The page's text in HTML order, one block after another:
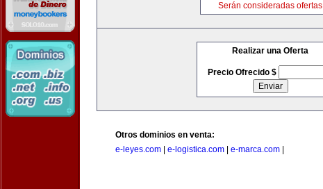
Serán consideradas ofertas
Realizar una Oferta
Precio Ofrecido $
Otros dominios en venta:
e-leyes.com
e-logistica.com e-marca.com